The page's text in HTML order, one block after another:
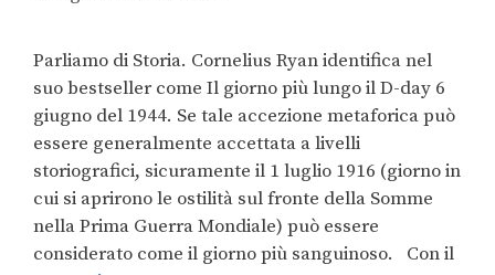
Parliamo di Storia. Cornelius Ryan identifica nel
suo bestseller come Il giorno più lungo il D-day 6
giugno del 1944. Se tale accezione metaforica può
essere generalmente accettata a livelli
storiografici, sicuramente il 1 luglio 1916 (giorno in
cui si aprirono le ostilità sul fronte della Somme
nella Prima Guerra Mondiale) può essere
considerato come il giorno più sanguinoso. Con il